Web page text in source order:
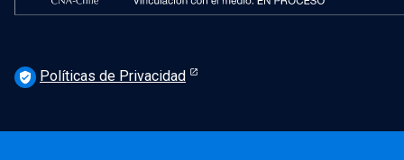
verified_user Políticas de Privacidad